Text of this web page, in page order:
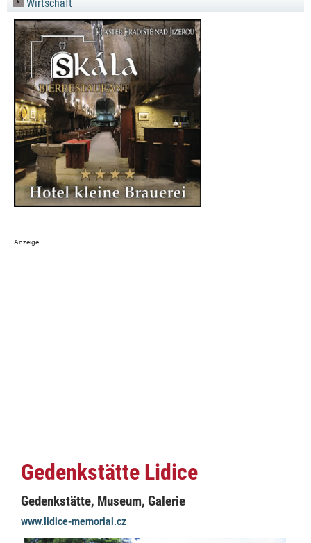
Wirtschaft
Gedenkstätte Lidice
Gedenkstätte, Museum, Galerie
www.lidice-memorial.cz